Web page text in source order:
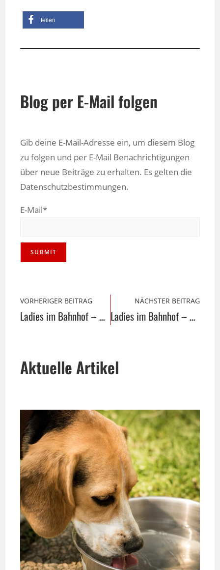
teilen
Blog per E-Mail folgen
Gib deine E-Mail-Adresse ein, um diesem Blog
zu folgen und per E-Mail Benachrichtigungen
über neue Beiträge zu erhalten. Es gelten die
Datenschutzbestimmungen.
E-Mail*
VORHERIGER BEITRAG
Ladies im Bahnhof – Handgefertigte Glasperlen
NÄCHSTER BEITRAG
Ladies im Bahnhof – Celina Bröckling
Aktuelle Artikel